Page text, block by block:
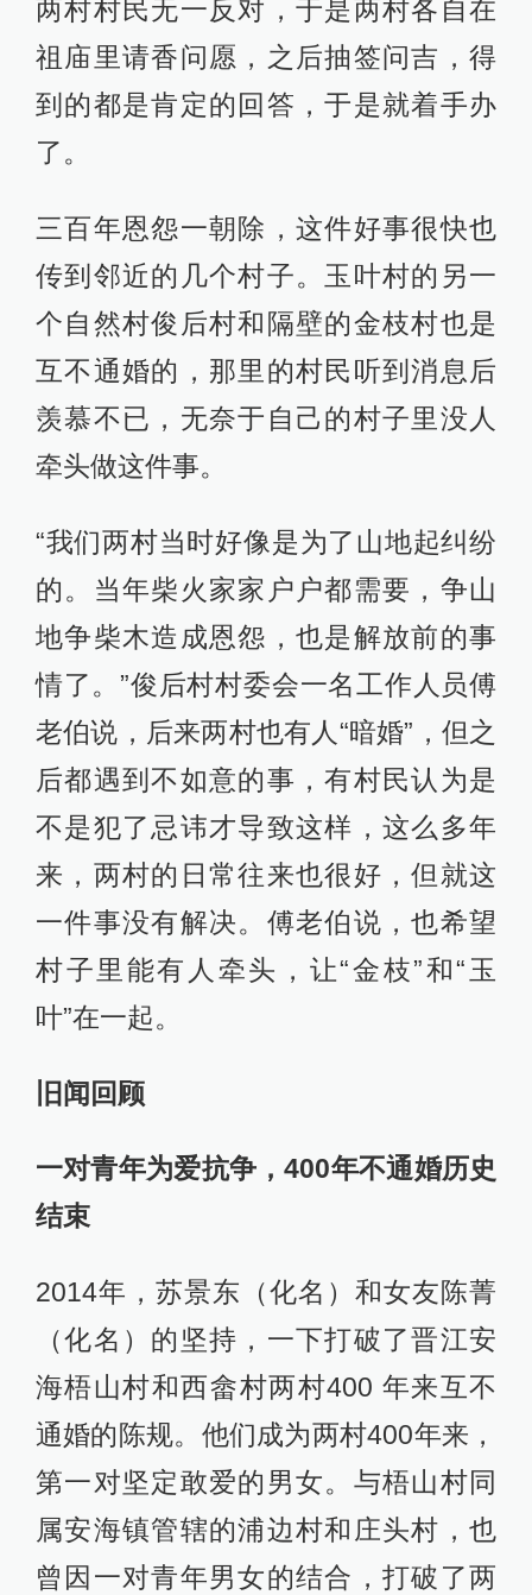
两村村民无一反对，于是两村各自在
祖庙里请香问愿，之后抽签问吉，得
到的都是肯定的回答，于是就着手办
了。
三百年恩怨一朝除，这件好事很快也
传到邻近的几个村子。玉叶村的另一
个自然村俊后村和隔壁的金枝村也是
互不通婚的，那里的村民听到消息后
羡慕不已，无奈于自己的村子里没人
牵头做这件事。
“我们两村当时好像是为了山地起纠纷
的。当年柴火家家户户都需要，争山
地争柴木造成恩怨，也是解放前的事
情了。”俊后村村委会一名工作人员傅
老伯说，后来两村也有人“暗婚”，但之
后都遇到不如意的事，有村民认为是
不是犯了忌讳才导致这样，这么多年
来，两村的日常往来也很好，但就这
一件事没有解决。傅老伯说，也希望
村子里能有人牵头，让“金枝”和“玉
叶”在一起。
旧闻回顾
一对青年为爱抗争，400年不通婚历史
结束
2014年，苏景东（化名）和女友陈菁
（化名）的坚持，一下打破了晋江安
海梧山村和西畲村两村400 年来互不
通婚的陈规。他们成为两村400年来，
第一对坚定敢爱的男女。与梧山村同
属安海镇管辖的浦边村和庄头村，也
曾因一对青年男女的结合，打破了两